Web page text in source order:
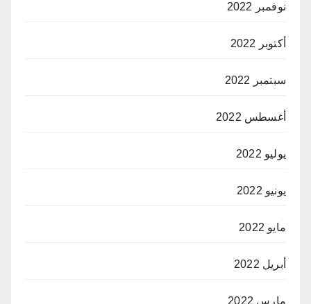
نوفمبر 2022
أكتوبر 2022
سبتمبر 2022
أغسطس 2022
يوليو 2022
يونيو 2022
مايو 2022
أبريل 2022
مارس 2022